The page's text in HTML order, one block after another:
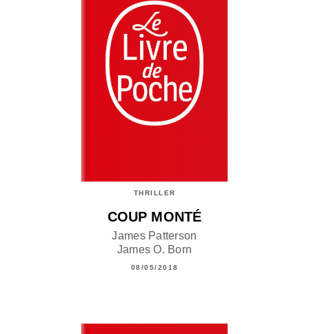
THRILLER
COUP MONTÉ
James Patterson
James O. Born
08/05/2018